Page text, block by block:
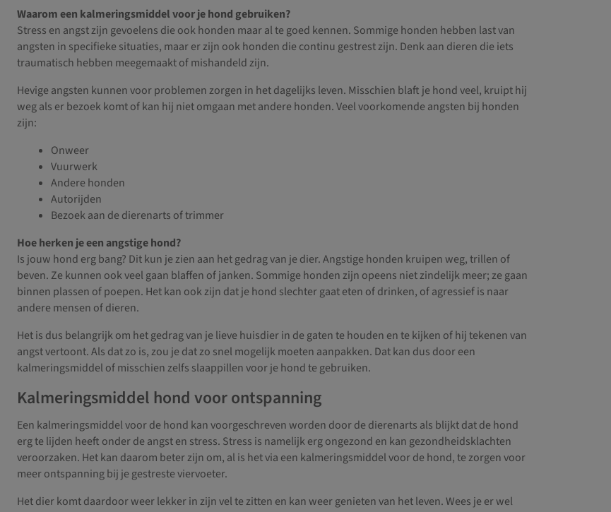
Waarom een kalmeringsmiddel voor je hond gebruiken?
Stress en angst zijn gevoelens die ook honden maar al te goed kennen. Sommige honden hebben last van
angsten in specifieke situaties, maar er zijn ook honden die continu gestrest zijn. Denk aan dieren die iets
traumatisch hebben meegemaakt of mishandeld zijn.
Hevige angsten kunnen voor problemen zorgen in het dagelijks leven. Misschien blaft je hond veel, kruipt hij
weg als er bezoek komt of kan hij niet omgaan met andere honden. Veel voorkomende angsten bij honden
zijn:
Onweer
Vuurwerk
Andere honden
Autorijden
Bezoek aan de dierenarts of trimmer
Hoe herken je een angstige hond?
Is jouw hond erg bang? Dit kun je zien aan het gedrag van je dier. Angstige honden kruipen weg, trillen of
beven. Ze kunnen ook veel gaan blaffen of janken. Sommige honden zijn opeens niet zindelijk meer; ze gaan
binnen plassen of poepen. Het kan ook zijn dat je hond slechter gaat eten of drinken, of agressief is naar
andere mensen of dieren.
Het is dus belangrijk om het gedrag van je lieve huisdier in de gaten te houden en te kijken of hij tekenen van
angst vertoont. Als dat zo is, zou je dat zo snel mogelijk moeten aanpakken. Dat kan dus door een
kalmeringsmiddel of misschien zelfs slaappillen voor je hond te gebruiken.
Kalmeringsmiddel hond voor ontspanning
Een kalmeringsmiddel voor de hond kan voorgeschreven worden door de dierenarts als blijkt dat de hond
erg te lijden heeft onder de angst en stress. Stress is namelijk erg ongezond en kan gezondheidsklachten
veroorzaken. Het kan daarom beter zijn om, al is het via een kalmeringsmiddel voor de hond, te zorgen voor
meer ontspanning bij je gestreste viervoeter.
Het dier komt daardoor weer lekker in zijn vel te zitten en kan weer genieten van het leven. Wees je er wel